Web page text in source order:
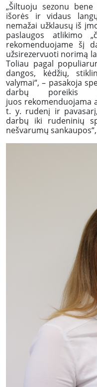
„Šiltuoju sezonu
išorės ir vidaus
nemažai užklausų iš
paslaugos atlikimo
rekomenduojame šį
užsirezervuoti norimą
Toliau pagal
dangos, kėdžių,
valymai“, – pasakoja
darbų poreikis
juos rekomenduojama
t. y. rudenį ir
darbų iki rudeninių
nešvarumų